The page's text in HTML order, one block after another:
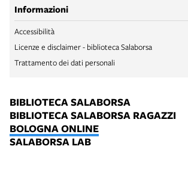
Informazioni
Accessibilità
Licenze e disclaimer - biblioteca Salaborsa
Trattamento dei dati personali
BIBLIOTECA SALABORSA
BIBLIOTECA SALABORSA RAGAZZI
BOLOGNA ONLINE
SALABORSA LAB